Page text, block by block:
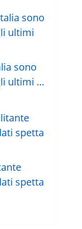
sono
ultimi …
spetta